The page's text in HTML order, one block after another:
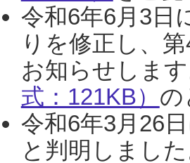
令和6年6月3日
りを修正し、
お知らせしま
式：121KB） の
令和6年3月26
と判明しまし